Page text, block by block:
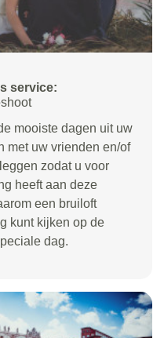
service:
mooiste dagen uit uw
met uw vrienden en/of
zodat u voor
heeft aan deze
een bruiloft
kunt kijken op de
dag.